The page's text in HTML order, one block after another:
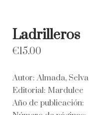
Ladrilleros
€15.00
Autor: Almada, Selva
Editorial: Mardulce
Año de publicación: